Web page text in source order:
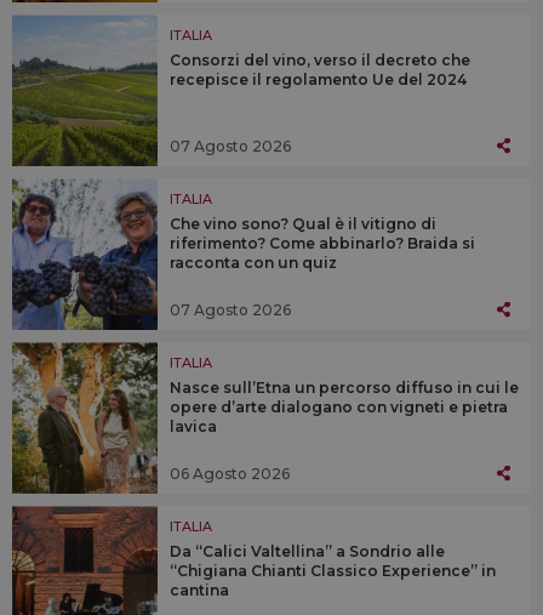
ITALIA
Consorzi del vino, verso il decreto che
recepisce il regolamento Ue del 2024
07 Agosto 2026
ITALIA
Che vino sono? Qual è il vitigno di
riferimento? Come abbinarlo? Braida si
racconta con un quiz
07 Agosto 2026
ITALIA
Nasce sull’Etna un percorso diffuso in cui le
opere d’arte dialogano con vigneti e pietra
lavica
06 Agosto 2026
ITALIA
Da “Calici Valtellina” a Sondrio alle
“Chigiana Chianti Classico Experience” in
cantina